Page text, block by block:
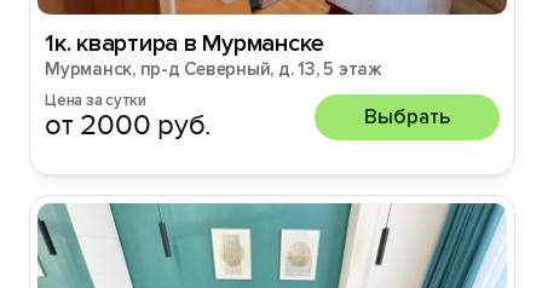
1к. квартира в Мурманске
Мурманск, пр-д Северный, д. 13, 5 этаж
Цена за сутки
от 2000 руб. Выбрать